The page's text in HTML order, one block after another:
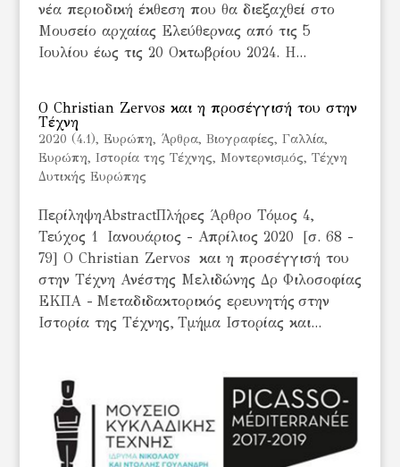
νέα περιοδική έκθεση που θα διεξαχθεί στο
Μουσείο αρχαίας Ελεύθερνας από τις 5
Ιουλίου έως τις 20 Οκτωβρίου 2024. Η...
Ο Christian Zervos και η προσέγγισή του στην
Τέχνη
2020 (4.1), Eυρώπη, Άρθρα, Βιογραφίες, Γαλλία,
Ευρώπη, Ιστορία της Τέχνης, Μοντερνισμός, Τέχνη
Δυτικής Ευρώπης
ΠερίληψηAbstractΠλήρες Άρθρο Τόμος 4,
Τεύχος 1 Ιανουάριος - Απρίλιος 2020 [σ. 68 -
79] Ο Christian Zervos και η προσέγγισή του
στην Τέχνη Ανέστης Μελιδώνης Δρ Φιλοσοφίας
ΕΚΠΑ - Μεταδιδακτορικός ερευνητής στην
Ιστορία της Τέχνης, Τμήμα Ιστορίας και...